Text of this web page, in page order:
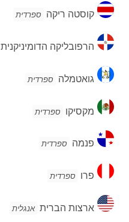
קוסטה
ריקה
קוסטה ריקה ספרדית
הרפובליקה
הדומיניקנית
הרפובליקה הדומיניקנית
גואטמלה
גואטמלה ספרדית
מקסיקו
מקסיקו ספרדית
פנמה
פנמה ספרדית
פרופרו ספרדית
ארצות
הברית
ארצות הברית אנגלית